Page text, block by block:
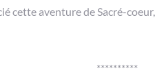
cette aventure de Sacré-
**********